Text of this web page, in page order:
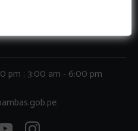
pm ; 3:00 am - 6:00 pm